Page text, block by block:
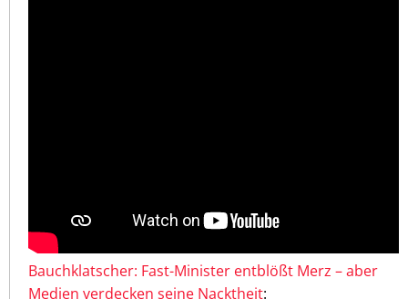
Bauchklatscher: Fast-Minister entblößt Merz – aber
Medien verdecken seine Nacktheit: